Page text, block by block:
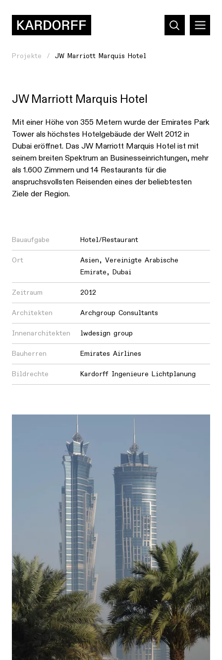
Projekte JW Marriott Marquis Hotel
JW Marriott Marquis Hotel
Mit einer Höhe von 355 Metern wurde der Emirates Park
Tower als höchstes Hotelgebäude der Welt 2012 in
Dubai eröffnet. Das JW Marriott Marquis Hotel ist mit
seinem breiten Spektrum an Businesseinrichtungen, mehr
als 1.600 Zimmern und 14 Restaurants für die
anspruchsvollsten Reisenden eines der beliebtesten
Ziele der Region.
Bauaufgabe Hotel/Restaurant
Ort Asien, Vereinigte Arabische
Emirate, Dubai
Zeitraum 2012
Architekten Archgroup Consultants
Innenarchitekten lwdesign group
Bauherren Emirates Airlines
Bildrechte Kardorff Ingenieure Lichtplanung